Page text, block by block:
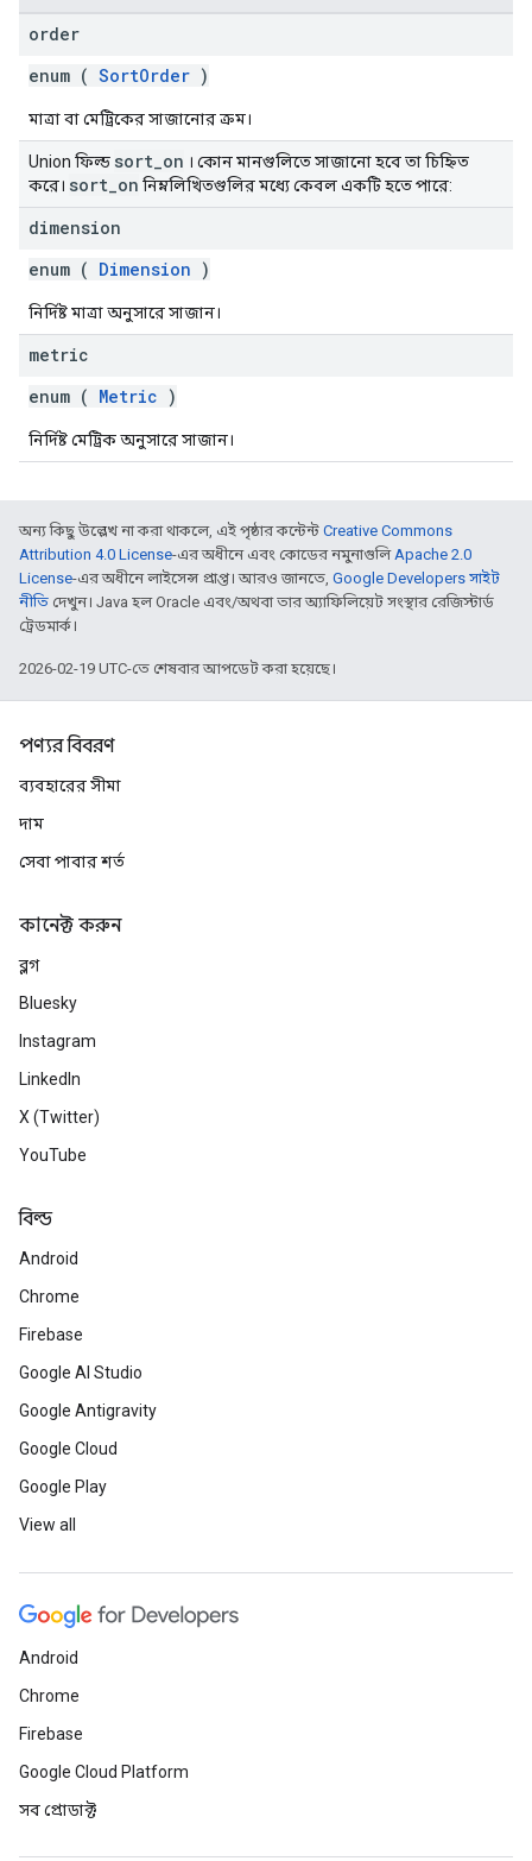
order
enum ( SortOrder )
মাত্রা বা মেট্রিকের সাজানোর ক্রম।
Union ফিল্ড sort on । কোন মানগুলিতে সাজানো হবে তা চিহ্নিত
করে। sort on নিম্নলিখিতগুলির মধ্যে কেবল একটি হতে পারে:
dimension
enum ( Dimension )
নির্দিষ্ট মাত্রা অনুসারে সাজান।
metric
enum ( Metric )
নির্দিষ্ট মেট্রিক অনুসারে সাজান।
অন্য কিছু উল্লেখ না করা থাকলে, এই পৃষ্ঠার কন্টেন্ট Creative Commons
Attribution 4.0 License-এর অধীনে এবং কোডের নমুনাগুলিApache 2.0
License-এর অধীনে লাইসেন্স প্রাপ্ত। আরও জানতে, Google Developers সাইট
নীতি দেখুন। Java হল Oracle এবং/অথবা তার অ্যাফিলিয়েট সংস্থার রেজিস্টার্ড
ট্রেডমার্ক।
2026-02-19 UTC-তে শেষবার আপডেট করা হয়েছে।
পণ্যর বিবরণ
ব্যবহারের সীমা
দাম
সেবা পাবার শর্ত
কানেক্ট করুন
ব্লগ
Bluesky
Instagram
LinkedIn
X (Twitter)
YouTube
বিল্ড
Android
Chrome
Firebase
Google AI Studio
Google Antigravity
Google Cloud
Google Play
View all
Android
Chrome
Firebase
Google Cloud Platform
সব প্রোডাক্ট